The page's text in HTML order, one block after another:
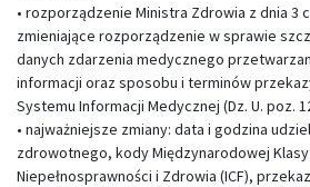
• rozporządzenie Ministra Zdrowia z dnia 3
zmieniające rozporządzenie w sprawie
danych zdarzenia medycznego
informacji oraz sposobu i terminów
Systemu Informacji Medycznej (Dz. U. poz.
• najważniejsze zmiany: data i godzina
zdrowotnego, kody Międzynarodowej
Niepełnosprawności i Zdrowia (ICF),